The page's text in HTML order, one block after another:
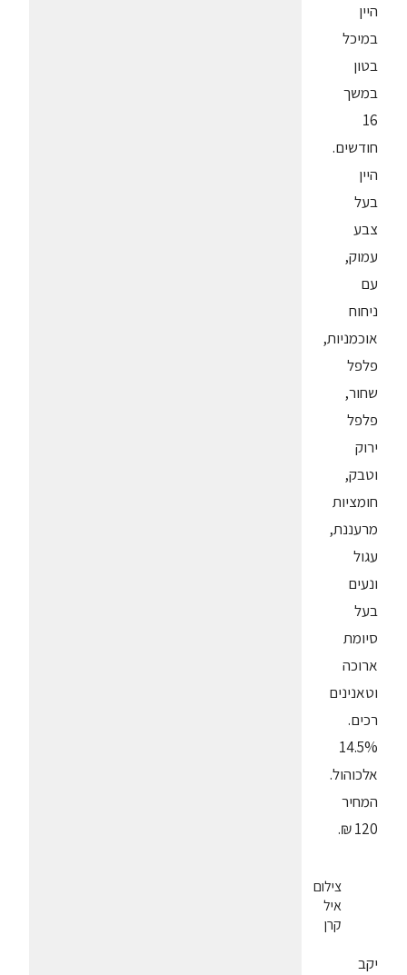
היין
במיכל
בטון
במשך
16
חודשים.
היין
בעל
צבע
עמוק,
עם
ניחוח
אוכמניות,
פלפל
שחור,
פלפל
ירוק
וטבק,
חומציות
מרעננת,
עגול
ונעים
בעל
סיומת
ארוכה
וטאנינים
רכים.
14.5%
אלכוהול.
המחיר
120 ₪.
צילום
איל
קרן
יקב